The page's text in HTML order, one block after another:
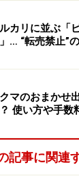
買取を依頼し
スがほとん
となので、運
どのコピー
ト上での手続
ります）。
取
カリに並ぶ「
… “転売禁止”
マのおまかせ
使い方や手数
記事に関連